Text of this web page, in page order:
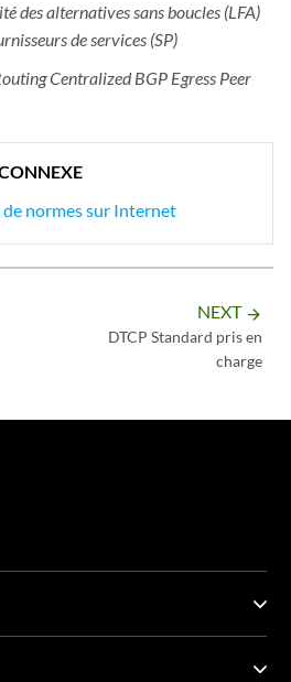
des alternatives sans boucles (LFA)
de services (SP)
Centralized BGP Egress Peer
normes sur Internet
NEXT arrow_forward
DTCP Standard pris en
charge